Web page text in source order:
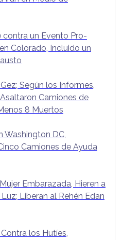
contra un Evento Pro-
Colorado, Incluido un
Según los Informes,
Camiones de
8 Muertos
Washington DC,
Camiones de Ayuda
Embarazada, Hieren a
Liberan al Rehén Edan
los Hutíes,